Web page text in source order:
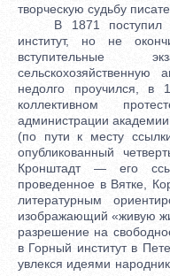
творческую судьбу
В 1871 поступил в
институт, но не
вступительные
недолго проучился, в
коллективном
администрации
(по пути к месту
опубликованный
Кронштадт — его
проведенное в Вятке,
литературным
изображающий «живую
разрешение на
в Горный институт в
увлекся идеями